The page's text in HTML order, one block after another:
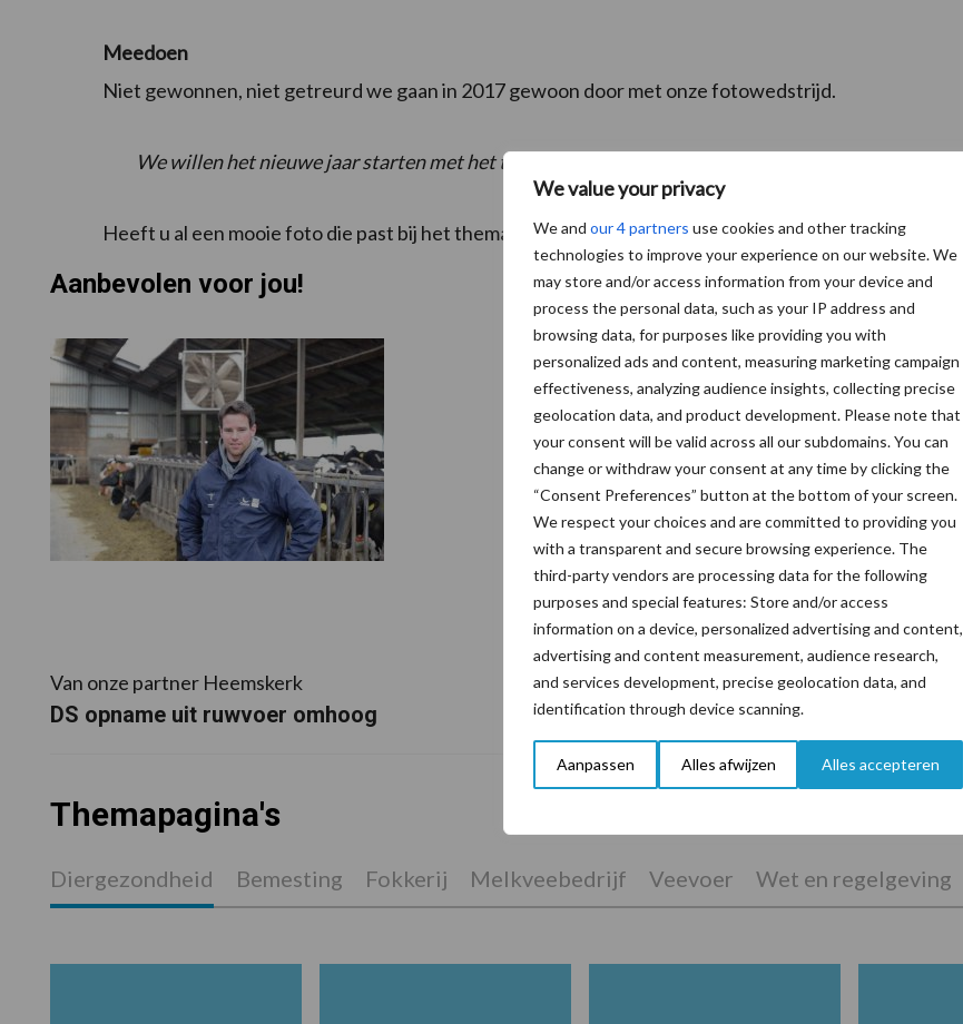
We value your privacy
We and our 4 partners use cookies and other tracking
technologies to improve your experience on our website. We
may store and/or access information from your device and
process the personal data, such as your IP address and
browsing data, for purposes like providing you with
personalized ads and content, measuring marketing campaign
effectiveness, analyzing audience insights, collecting precise
geolocation data, and product development. Please note that
your consent will be valid across all our subdomains. You can
change or withdraw your consent at any time by clicking the
“Consent Preferences” button at the bottom of your screen.
We respect your choices and are committed to providing you
with a transparent and secure browsing experience. The
third-party vendors are processing data for the following
purposes and special features: Store and/or access
information on a device, personalized advertising and content,
advertising and content measurement, audience research,
and services development, precise geolocation data, and
identification through device scanning.
Aanpassen Alles afwijzen Alles accepteren
Meedoen
Niet gewonnen, niet getreurd we gaan in 2017 gewoon door met onze fotowedstrijd.
We willen het nieuwe jaar starten met het thema ‘een gezonde start!’.
Heeft u al een mooie foto die past bij het thema? Upload hem hier >
Aanbevolen voor jou!
Van onze partner Heemskerk
DS opname uit ruwvoer omhoog
Van onze partner Heemskerk
Waardevolle informatie zit van binnen!
Themapagina's
Diergezondheid Bemesting Fokkerij Melkveebedrijf Veevoer Wet en regelgeving